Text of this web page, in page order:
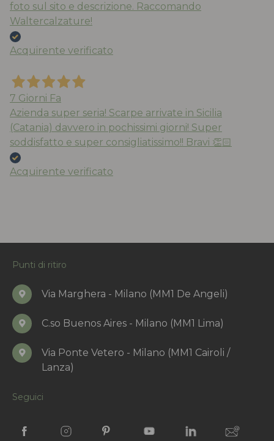
foto sul sito e descrizione. Raccomando
Waltercalzature!
Acquirente verificato
7 Giorni Fa
Azienda super seria! Scarpe arrivate in Sicilia
(Catania) davvero in pochissimi giorni! Super
soddisfatto e super consigliatissimo!! Bravi 👏🏻
Acquirente verificato
Punti di ritiro
Via Marghera - Milano (MM1 De Angeli)
C.so Buenos Aires - Milano (MM1 Lima)
Via Ponte Vetero - Milano (MM1 Cairoli /
Lanza)
Seguici